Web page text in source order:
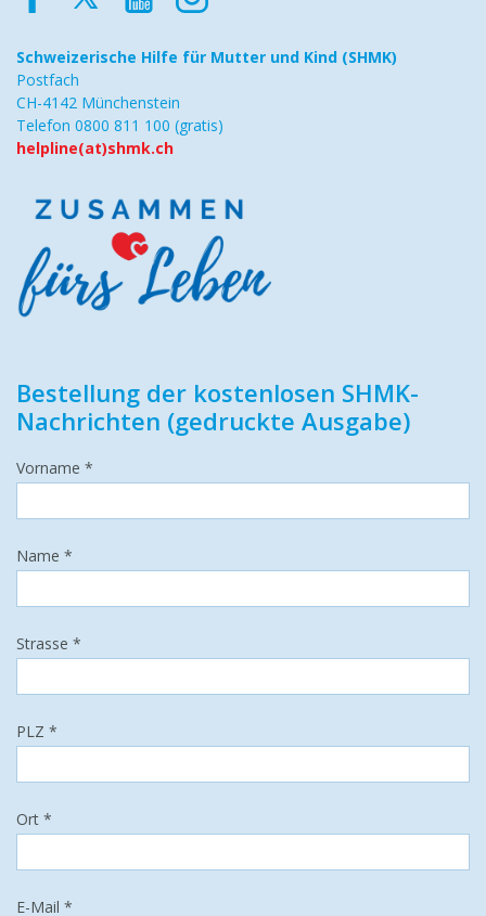
Schweizerische Hilfe für Mutter und Kind (SHMK)
Postfach
CH-4142 Münchenstein
Telefon 0800 811 100 (gratis)
helpline(at)shmk.ch
Bestellung der kostenlosen SHMK-
Nachrichten (gedruckte Ausgabe)
Vorname *
Name *
Strasse *
PLZ *
Ort *
E-Mail *